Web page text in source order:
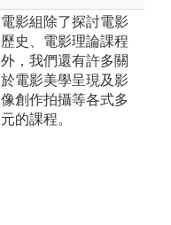
電影組除了探討電影
歷史、電影理論課程
外，我們還有許多關
於電影美學呈現及影
像創作拍攝等各式多
元的課程。